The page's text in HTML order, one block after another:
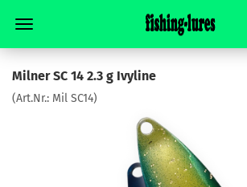
Milner SC 14 2.3 g Ivyline
(Art.Nr.: Mil SC14)